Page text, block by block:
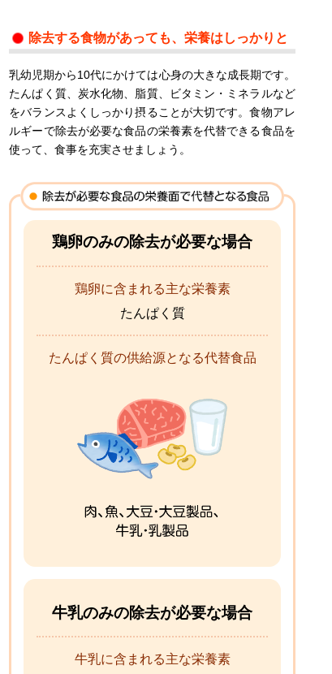
除去する食物があっても、栄養はしっかりと
乳幼児期から10代にかけては心身の大きな成長期です。
たんぱく質、炭水化物、脂質、ビタミン・ミネラルなど
をバランスよくしっかり摂ることが大切です。食物アレ
ルギーで除去が必要な食品の栄養素を代替できる食品を
使って、食事を充実させましょう。
鶏卵のみの除去が必要な場合
鶏卵に含まれる主な栄養素
たんぱく質
たんぱく質の供給源となる代替食品
牛乳のみの除去が必要な場合
牛乳に含まれる主な栄養素